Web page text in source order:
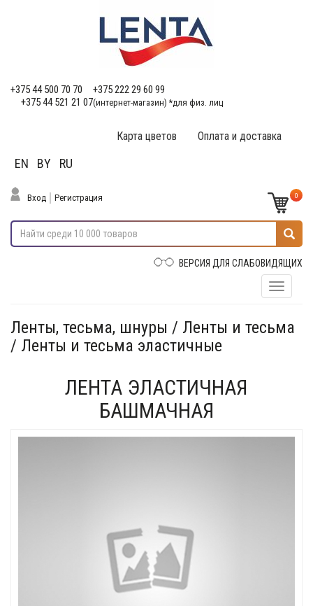
+375 44 500 70 70
+375 222 29 60 99
+375 44 521 21 07(интернет-магазин) *для физ. лиц
Оплата и доставка
Карта цветов
EN BY RU
Вход Регистрация 0
ВЕРСИЯ ДЛЯ СЛАБОВИДЯЩИХ
Ленты, тесьма, шнуры / Ленты и тесьма
/ Ленты и тесьма эластичные
ЛЕНТА ЭЛАСТИЧНАЯ
БАШМАЧНАЯ